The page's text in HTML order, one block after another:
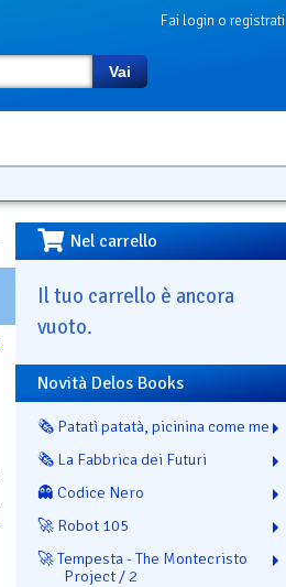
Fai login o registrati
Vai
Nel carrello
Il tuo carrello è ancora
vuoto.
Novità Delos Books
🗞️ Patatì patatà, picinina come me
🗞️ La Fabbrica dei Futuri
👻 Codice Nero
🚀 Robot 105
🚀 Tempesta - The Montecristo
Project / 2